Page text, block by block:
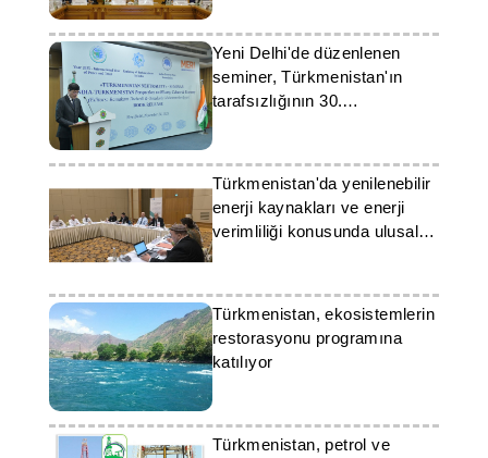
Yeni Delhi'de düzenlenen
seminer, Türkmenistan'ın
tarafsızlığının 30.
yıldönümünü kutladı
Türkmenistan'da yenilenebilir
enerji kaynakları ve enerji
verimliliği konusunda ulusal
strateji tartışıldı
Türkmenistan, ekosistemlerin
restorasyonu programına
katılıyor
Türkmenistan, petrol ve